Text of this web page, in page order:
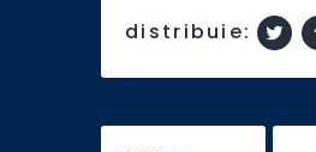
distribuie: